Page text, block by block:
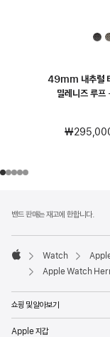
49mm 내추럴
밀레니즈 루
밴드 판매는 재고에 한합니다.
Apple
Watch
Apple
Apple Watch
쇼핑 및 알아보기
Apple 지갑